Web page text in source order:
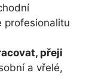
profesionalitu
přeji
a vřelé,